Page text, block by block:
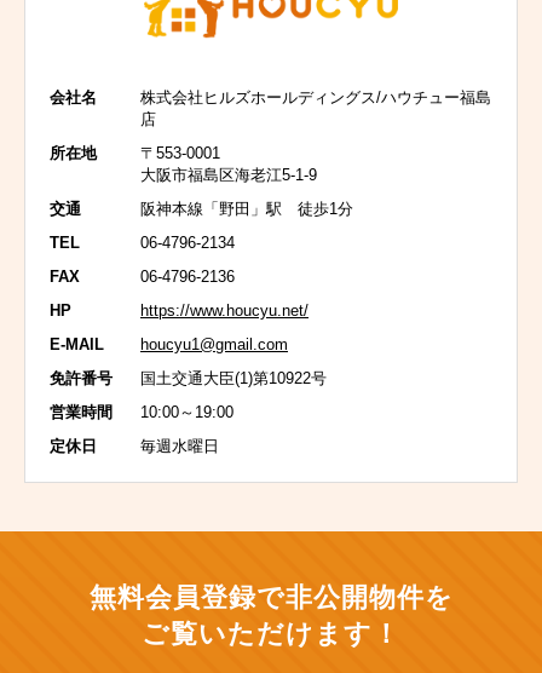
会社名
株式会社ヒルズホールディングス/ハウチュー福島
店
所在地
〒553-0001
大阪市福島区海老江5-1-9
交通
阪神本線「野田」駅 徒歩1分
TEL
06-4796-2134
FAX
06-4796-2136
HP
https://www.houcyu.net/
E-MAIL
houcyu1@gmail.com
免許番号
国土交通大臣(1)第10922号
営業時間
10:00～19:00
定休日
毎週水曜日
無料会員登録で非公開物件を
ご覧いただけます！